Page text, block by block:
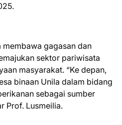
gagasan dan
sektor pariwisata
masyarakat. “Ke depan,
binaan Unila dalam bidang
sebagai sumber
Prof. Lusmeilia.